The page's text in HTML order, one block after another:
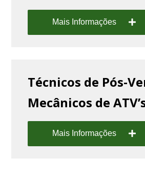
Mais Informações
Técnicos de Pós-
Mecânicos de
Mais Informações